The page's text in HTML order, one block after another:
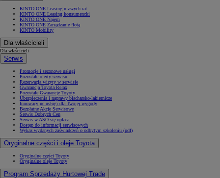
KINTO ONE Leasing niższych rat
KINTO ONE Leasing konsumencki
KINTO ONE Najem
KINTO ONE Zarządzanie flotą
KINTO Mobility
Dla właścicieli
Dla właścicieli
Serwis
Promocje i sezonowe usługi
Pozostałe oferty serwisu
Rezerwacja wizyty w serwisie
Gwarancja Toyota Relax
Pozostałe Gwarancje Toyoty
Ubezpieczenia i naprawy blacharsko-lakiernicze
Innowacyjne usługi dla Twojej wygody
Bezpłatne Akcje Serwisowe
Serwis Dobrych Cen
Serwis w ASO się opłaca
Dostęp do informacji serwisowych
Wykaz wydanych zaświadczeń o odbytym szkoleniu (pdf)
Oryginalne części i oleje Toyota
Oryginalne części Toyoty
Oryginalne oleje Toyoty
Program Sprzedaży Hurtowej Trade